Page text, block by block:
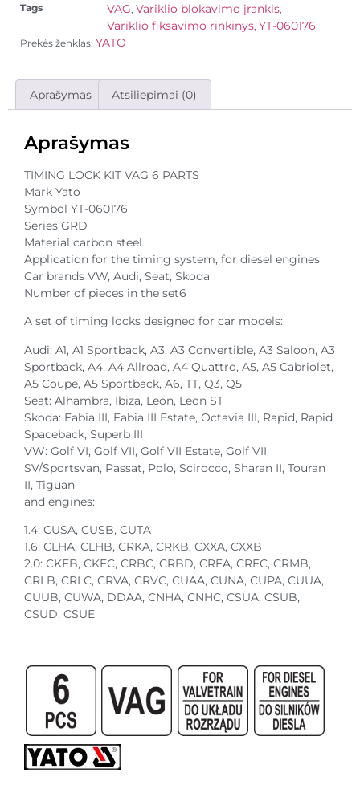
Tags VAG Variklio blokavimo įrankis
Variklio fiksavimo rinkinys YT-060176
Prekės ženklas: YATO
Aprašymas Atsiliepimai (0)
Aprašymas
TIMING LOCK KIT VAG 6 PARTS
Mark Yato
Symbol YT-060176
Series GRD
Material carbon steel
Application for the timing system, for diesel engines
Car brands VW, Audi, Seat, Skoda
Number of pieces in the set6
A set of timing locks designed for car models:
Audi: A1, A1 Sportback, A3, A3 Convertible, A3 Saloon, A3
Sportback, A4, A4 Allroad, A4 Quattro, A5, A5 Cabriolet,
A5 Coupe, A5 Sportback, A6, TT, Q3, Q5
Seat: Alhambra, Ibiza, Leon, Leon ST
Skoda: Fabia III, Fabia III Estate, Octavia III, Rapid, Rapid
Spaceback, Superb III
VW: Golf VI, Golf VII, Golf VII Estate, Golf VII
SV/Sportsvan, Passat, Polo, Scirocco, Sharan II, Touran
II, Tiguan
and engines:
1.4: CUSA, CUSB, CUTA
1.6: CLHA, CLHB, CRKA, CRKB, CXXA, CXXB
2.0: CKFB, CKFC, CRBC, CRBD, CRFA, CRFC, CRMB,
CRLB, CRLC, CRVA, CRVC, CUAA, CUNA, CUPA, CUUA,
CUUB, CUWA, DDAA, CNHA, CNHC, CSUA, CSUB,
CSUD, CSUE